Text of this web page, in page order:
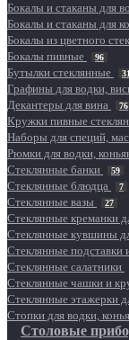
Бокалы и стаканы для
Бокалы и стаканы для
Бокалы из цветного
Бокалы пивные 96
Бутылки стеклянные 31
Графины для водки,
Декантеры для вина 76
Кружки пивные
Наборы для специй,
Рюмки для водки,
Стеклянные банки 59
Стеклянные блюдца 7
Стеклянные вазы 27
Стеклянные креманки
Стеклянные кувшины
Стеклянные подставки
Стеклянные салатники
Стеклянные чашки и
Стеклянные этажерки
Стопки для водки,
Столовые